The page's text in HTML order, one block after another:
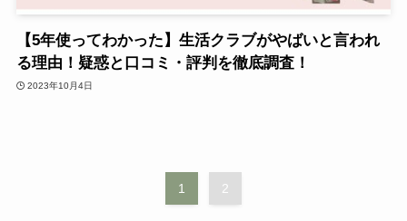
【5年使ってわかった】生活クラブがやばいと言われ
る理由！疑惑と口コミ・評判を徹底調査！
2023年10月4日
1 2